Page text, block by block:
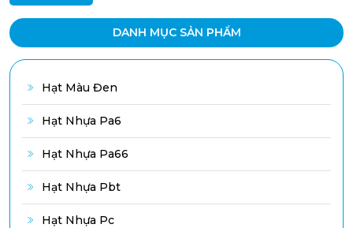
DANH MỤC SẢN PHẨM
Hạt Màu Đen
Hạt Nhựa Pa6
Hạt Nhựa Pa66
Hạt Nhựa Pbt
Hạt Nhựa Pc